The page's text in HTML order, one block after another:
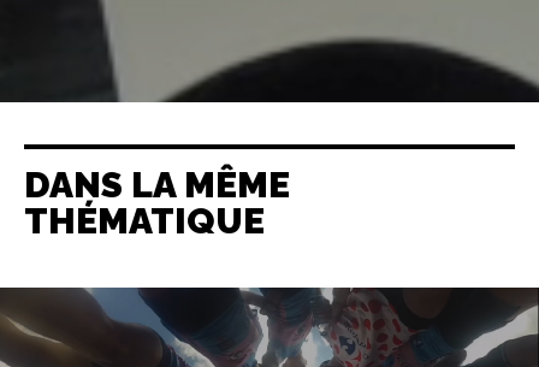
DANS LA MÊME
THÉMATIQUE